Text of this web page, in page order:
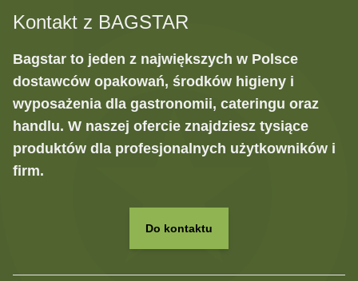
Kontakt z BAGSTAR
Bagstar to jeden z największych w Polsce
dostawców opakowań, środków higieny i
wyposażenia dla gastronomii, cateringu oraz
handlu. W naszej ofercie znajdziesz tysiące
produktów dla profesjonalnych użytkowników i
firm.
Do kontaktu